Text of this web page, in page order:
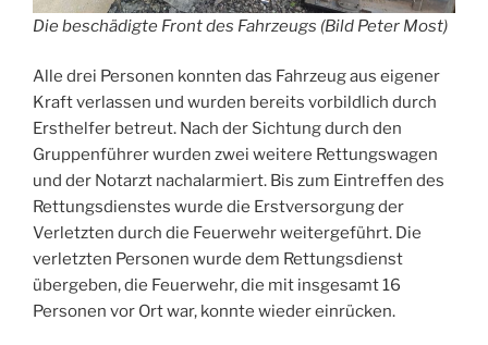
Die beschädigte Front des Fahrzeugs (Bild Peter Most)
Alle drei Personen konnten das Fahrzeug aus eigener
Kraft verlassen und wurden bereits vorbildlich durch
Ersthelfer betreut. Nach der Sichtung durch den
Gruppenführer wurden zwei weitere Rettungswagen
und der Notarzt nachalarmiert. Bis zum Eintreffen des
Rettungsdienstes wurde die Erstversorgung der
Verletzten durch die Feuerwehr weitergeführt. Die
verletzten Personen wurde dem Rettungsdienst
übergeben, die Feuerwehr, die mit insgesamt 16
Personen vor Ort war, konnte wieder einrücken.